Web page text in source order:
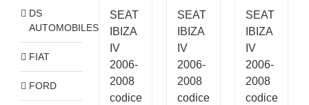
SEAT
IBIZA
IV
2006-
2008
codice
SEAT
IBIZA
IV
2006-
2008
codice
SEAT
IBIZA
IV
2006-
2008
codice
DS
AUTOMOBILES
FIAT
FORD